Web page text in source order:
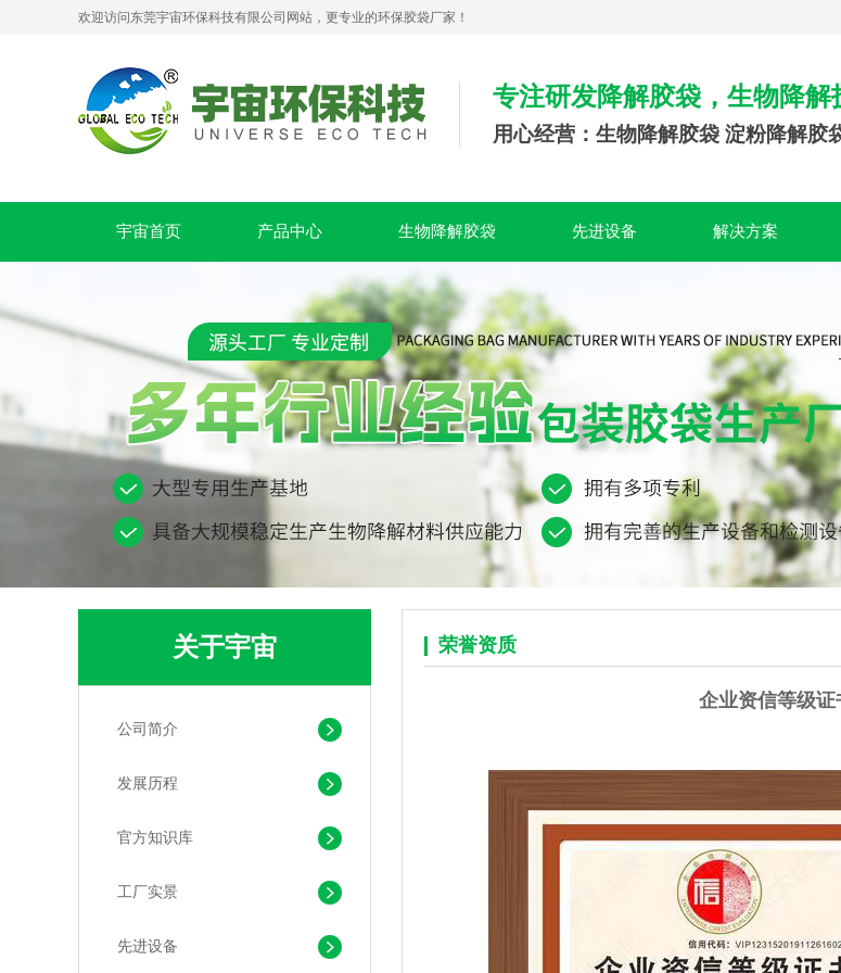
欢迎访问东莞宇宙环保科技有限公司网站，更专业的环保胶袋厂家！
专注研发降解胶袋，生物降解
用心经营：生物降解胶袋 淀粉降解胶
宇宙首页 产品中心 生物降解胶袋 先进设备 解决方案
关于宇宙
公司简介
发展历程
官方知识库
工厂实景
先进设备
PLA+PBAT全生物降解贴骨袋 密封包装袋 五金包装
可堆肥生物降解服装手挽袋 环保购物手提袋按需定制印刷
荣誉资质
企业资信等级